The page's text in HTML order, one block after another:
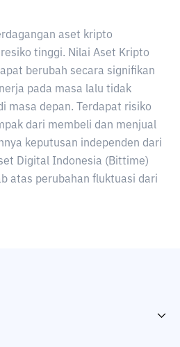
aset kripto
tinggi. Nilai Aset Kripto
berubah secara signifikan
pada masa lalu tidak
masa depan. Terdapat risiko
dari membeli dan menjual
keputusan independen dari
Digital Indonesia (Bittime)
atas perubahan fluktuasi dari